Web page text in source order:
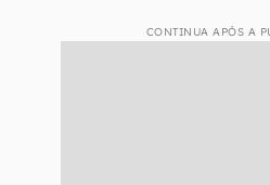
CONTINUA APÓS A